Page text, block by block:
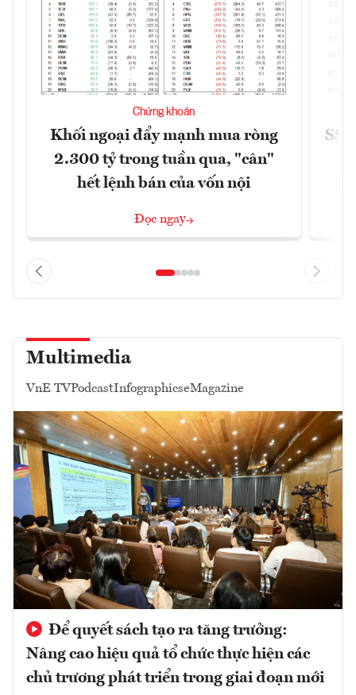
Chứng khoán
Khối ngoại đẩy mạnh mua ròng
2.300 tỷ trong tuần qua, "cân"
hết lệnh bán của vốn nội
Đọc ngay
SSI
Multimedia
VnE TVPodcastInfographicseMagazine
Để quyết sách tạo ra tăng trưởng:
Nâng cao hiệu quả tổ chức thực hiện các
chủ trương phát triển trong giai đoạn mới